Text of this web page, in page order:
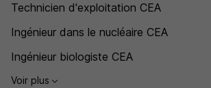
Technicien d'exploitation CEA
Ingénieur dans le nucléaire CEA
Ingénieur biologiste CEA
Voir plus